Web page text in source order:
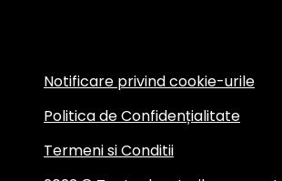
Notificare privind cookie-urile
Politica de Confidențialitate
Termeni si Conditii